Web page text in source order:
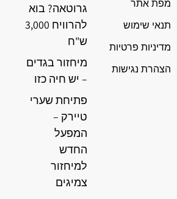
מפת אתר
תנאי שימוש
מדיניות פרטיות
הצהרת נגישות
גרוטאה? בוא
להרוויח 3,000
ש"ח
מיחזור בגדים
– יש חיה כזו
פתיחת שערי
טיירק –
המפעל
החדש
למיחזור
צמיגים